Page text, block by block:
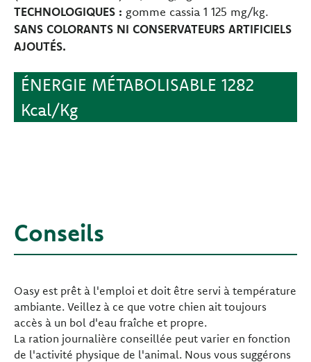
TECHNOLOGIQUES : gomme cassia 1 125 mg/kg.
SANS COLORANTS NI CONSERVATEURS ARTIFICIELS
AJOUTÉS.
ÉNERGIE MÉTABOLISABLE 1282
Kcal/Kg
Conseils
Oasy est prêt à l'emploi et doit être servi à température
ambiante. Veillez à ce que votre chien ait toujours
accès à un bol d'eau fraîche et propre.
La ration journalière conseillée peut varier en fonction
de l'activité physique de l'animal. Nous vous suggérons